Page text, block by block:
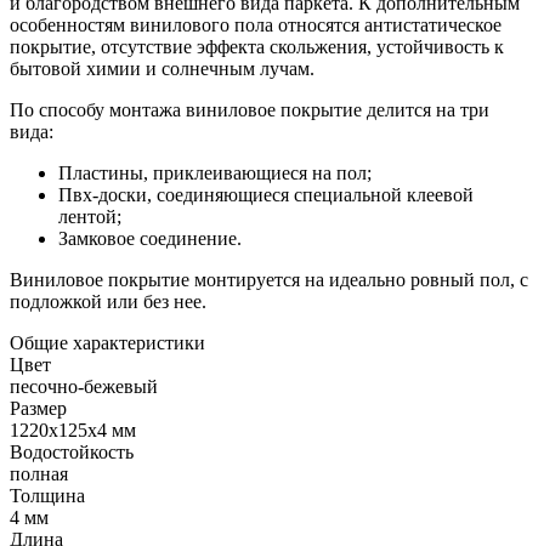
особенностям винилового пола относятся антистатическое
покрытие, отсутствие эффекта скольжения, устойчивость к
бытовой химии и солнечным лучам.
По способу монтажа виниловое покрытие делится на три
вида:
Пластины, приклеивающиеся на пол;
Пвх-доски, соединяющиеся специальной клеевой
лентой;
Замковое соединение.
Виниловое покрытие монтируется на идеально ровный пол, с
подложкой или без нее.
Общие характеристики
Цвет
песочно-бежевый
Размер
1220x125x4 мм
Водостойкость
полная
Толщина
4 мм
Длина